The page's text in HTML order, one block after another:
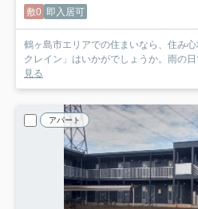
敷0 即入居可
鶴ヶ島市エリアでの住まいなら、住み
クレイン」はいかがでしょうか。雨の
見る
アパート